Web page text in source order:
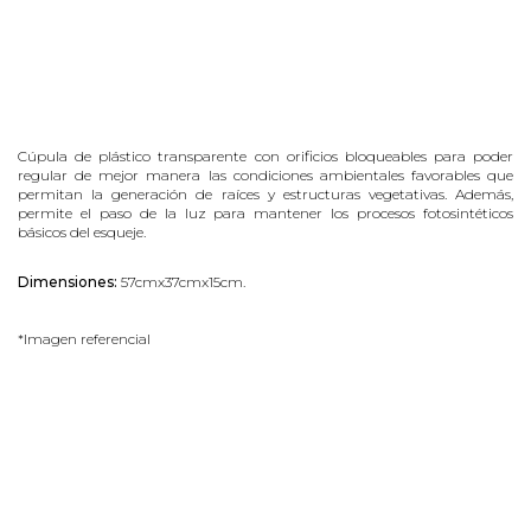
Cúpula de plástico transparente con orificios bloqueables para poder
regular de mejor manera las condiciones ambientales favorables que
permitan la generación de raíces y estructuras vegetativas. Además,
permite el paso de la luz para mantener los procesos fotosintéticos
básicos del esqueje.
Dimensiones: 57cmx37cmx15cm.
*Imagen referencial